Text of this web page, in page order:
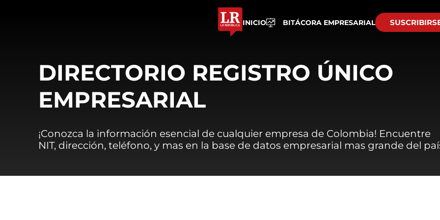
INICIO BITÁCORA EMPRESARIAL
DIRECTORIO REGISTRO ÚNICO
EMPRESARIAL
¡Conozca la información esencial de cualquier empresa de Colombia! Encuentre
NIT, dirección, teléfono, y mas en la base de datos empresarial mas grande del